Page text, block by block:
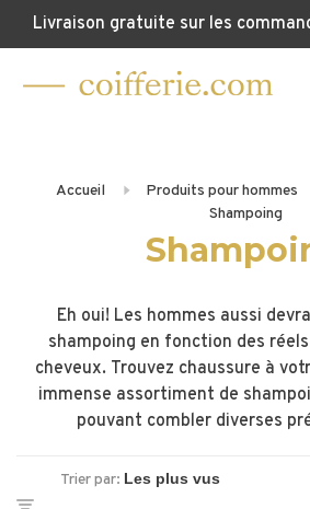
Livraison gratuite sur les
Accueil Produits pour hommes
Shampoing
Eh oui! Les hommes aussi
shampoing en fonction des
cheveux. Trouvez chaussure à
immense assortiment de
pouvant combler diverses
Trier par: